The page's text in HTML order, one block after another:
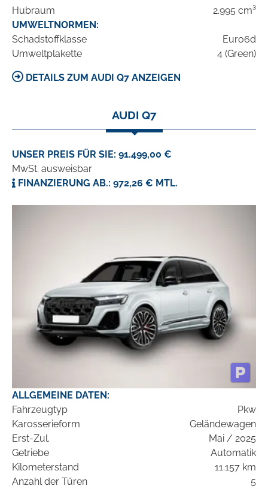
Hubraum
2.995 cm³
UMWELTNORMEN:
Schadstoffklasse
Euro6d
Umweltplakette
4 (Green)
DETAILS ZUM AUDI Q7 ANZEIGEN
AUDI Q7
UNSER PREIS FÜR SIE: 91.499,00 €
MwSt. ausweisbar
FINANZIERUNG AB.: 972,26 € MTL.
ALLGEMEINE DATEN:
Fahrzeugtyp
Pkw
Karosserieform
Geländewagen
Erst-Zul.
Mai / 2025
Getriebe
Automatik
Kilometerstand
11.157 km
Anzahl der Türen
5